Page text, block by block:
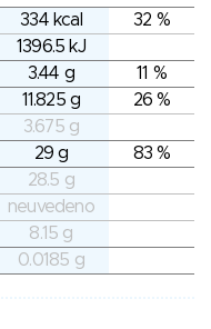
334 kcal
32 %
1396.5 kJ
3.44 g
11 %
11.825 g
26 %
3.675 g
29 g
83 %
28.5 g
neuvedeno
8.15 g
0.0185 g